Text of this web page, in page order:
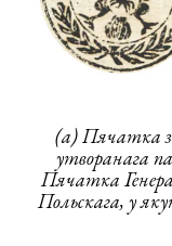
(а) Пячатка з
утворанага
Пячатка
Польскага, у